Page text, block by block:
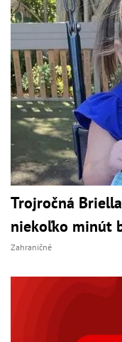
Trojročná
niekoľko minút
Zahraničné